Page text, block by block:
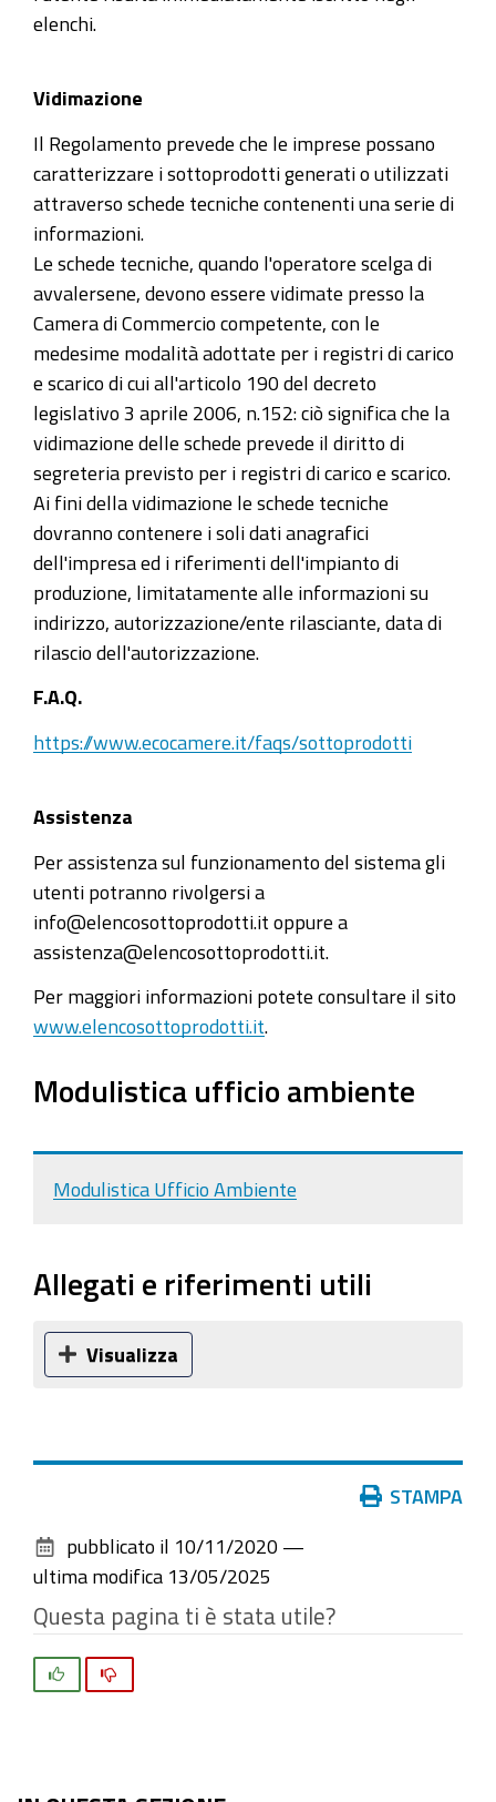
elenchi.
Vidimazione
Il Regolamento prevede che le imprese possano
caratterizzare i sottoprodotti generati o utilizzati
attraverso schede tecniche contenenti una serie di
informazioni.
Le schede tecniche, quando l'operatore scelga di
avvalersene, devono essere vidimate presso la
Camera di Commercio competente, con le
medesime modalità adottate per i registri di carico
e scarico di cui all'articolo 190 del decreto
legislativo 3 aprile 2006, n.152: ciò significa che la
vidimazione delle schede prevede il diritto di
segreteria previsto per i registri di carico e scarico.
Ai fini della vidimazione le schede tecniche
dovranno contenere i soli dati anagrafici
dell'impresa ed i riferimenti dell'impianto di
produzione, limitatamente alle informazioni su
indirizzo, autorizzazione/ente rilasciante, data di
rilascio dell'autorizzazione.
F.A.Q.
https://www.ecocamere.it/faqs/sottoprodotti
Assistenza
Per assistenza sul funzionamento del sistema gli
utenti potranno rivolgersi a
info@elencosottoprodotti.it oppure a
assistenza@elencosottoprodotti.it.
Per maggiori informazioni potete consultare il sito
www.elencosottoprodotti.it
Modulistica ufficio ambiente
Modulistica Ufficio Ambiente
Allegati e riferimenti utili
Visualizza
documento
STAMPA
pubblicato il 10/11/2020 —
ultima modifica 13/05/2025
Questa pagina ti è stata utile?